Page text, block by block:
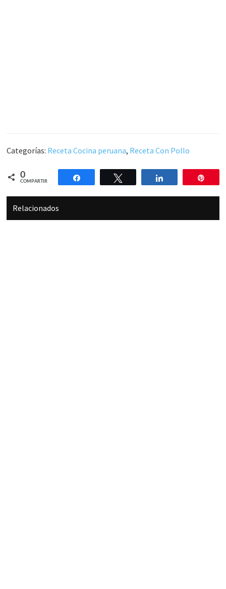
Categorías: Receta Cocina peruana, Receta Con Pollo
0
COMPARTIR
Compartir Compartir
Relacionados